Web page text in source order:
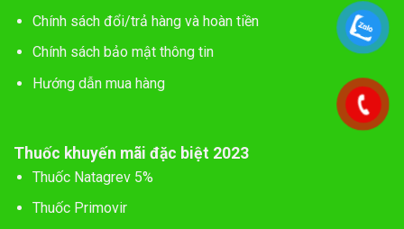
Chính sách đổi/trả hàng và hoàn tiền
Chính sách bảo mật thông tin
Hướng dẫn mua hàng
Thuốc khuyến mãi đặc biệt 2023
Thuốc Natagrev 5%
Thuốc Primovir